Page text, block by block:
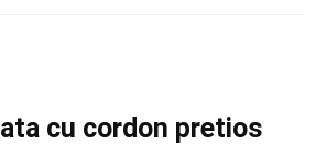
cu cordon pretios